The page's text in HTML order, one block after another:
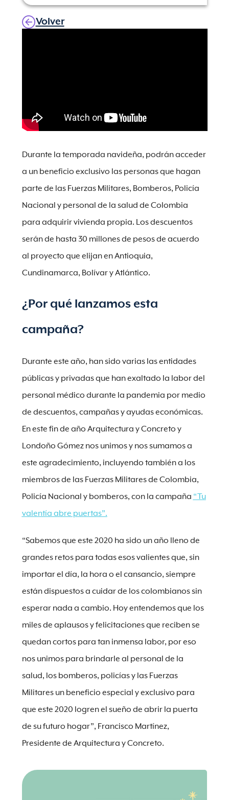
Volver
Durante la temporada navideña, podrán acceder
a un beneficio exclusivo las personas que hagan
parte de las Fuerzas Militares, Bomberos, Policía
Nacional y personal de la salud de Colombia
para adquirir vivienda propia. Los descuentos
serán de hasta 30 millones de pesos de acuerdo
al proyecto que elijan en Antioquia,
Cundinamarca, Bolívar y Atlántico.
¿Por qué lanzamos esta
campaña?
Durante este año, han sido varias las entidades
públicas y privadas que han exaltado la labor del
personal médico durante la pandemia por medio
de descuentos, campañas y ayudas económicas.
En este fin de año Arquitectura y Concreto y
Londoño Gómez nos unimos y nos sumamos a
este agradecimiento, incluyendo también a los
miembros de las Fuerzas Militares de Colombia,
Policía Nacional y bomberos, con la campaña “Tu
valentía abre puertas”.
“Sabemos que este 2020 ha sido un año lleno de
grandes retos para todas esos valientes que, sin
importar el día, la hora o el cansancio, siempre
están dispuestos a cuidar de los colombianos sin
esperar nada a cambio. Hoy entendemos que los
miles de aplausos y felicitaciones que reciben se
quedan cortos para tan inmensa labor, por eso
nos unimos para brindarle al personal de la
salud, los bomberos, policías y las Fuerzas
Militares un beneficio especial y exclusivo para
que este 2020 logren el sueño de abrir la puerta
de su futuro hogar”, Francisco Martínez,
Presidente de Arquitectura y Concreto.